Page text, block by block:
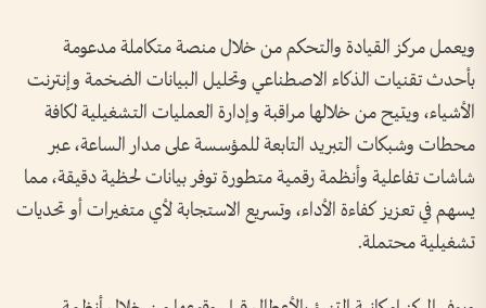
ويعمل مركز القيادة والتحكم من خلال منصة متكاملة مدعومة
بأحدث تقنيات الذكاء الاصطناعي وتحليل البيانات الضخمة وإنترنت
الأشياء، ويتيح من خلالها مراقبة وإدارة العمليات التشغيلية لكافة
محطات وشبكات التبريد التابعة للمؤسسة على مدار الساعة، عبر
شاشات تفاعلية وأنظمة رقمية متطورة توفر بيانات لحظية دقيقة، مما
يسهم في تعزيز كفاءة الأداء، وتسريع الاستجابة لأي متغيرات أو تحديات
تشغيلية محتملة.